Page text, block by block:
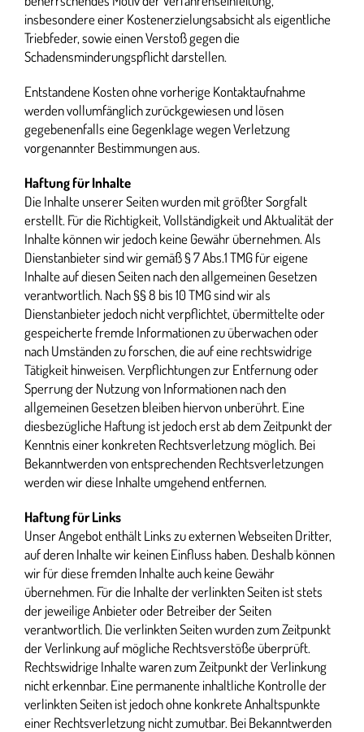
insbesondere einer Kostenerzielungsabsicht als eigentliche
Triebfeder, sowie einen Verstoß gegen die
Schadensminderungspflicht darstellen.
Entstandene Kosten ohne vorherige Kontaktaufnahme
werden vollumfänglich zurückgewiesen und lösen
gegebenenfalls eine Gegenklage wegen Verletzung
vorgenannter Bestimmungen aus.
Haftung für Inhalte
Die Inhalte unserer Seiten wurden mit größter Sorgfalt
erstellt. Für die Richtigkeit, Vollständigkeit und Aktualität der
Inhalte können wir jedoch keine Gewähr übernehmen. Als
Dienstanbieter sind wir gemäß § 7 Abs.1 TMG für eigene
Inhalte auf diesen Seiten nach den allgemeinen Gesetzen
verantwortlich. Nach §§ 8 bis 10 TMG sind wir als
Dienstanbieter jedoch nicht verpflichtet, übermittelte oder
gespeicherte fremde Informationen zu überwachen oder
nach Umständen zu forschen, die auf eine rechtswidrige
Tätigkeit hinweisen. Verpflichtungen zur Entfernung oder
Sperrung der Nutzung von Informationen nach den
allgemeinen Gesetzen bleiben hiervon unberührt. Eine
diesbezügliche Haftung ist jedoch erst ab dem Zeitpunkt der
Kenntnis einer konkreten Rechtsverletzung möglich. Bei
Bekanntwerden von entsprechenden Rechtsverletzungen
werden wir diese Inhalte umgehend entfernen.
Haftung für Links
Unser Angebot enthält Links zu externen Webseiten Dritter,
auf deren Inhalte wir keinen Einfluss haben. Deshalb können
wir für diese fremden Inhalte auch keine Gewähr
übernehmen. Für die Inhalte der verlinkten Seiten ist stets
der jeweilige Anbieter oder Betreiber der Seiten
verantwortlich. Die verlinkten Seiten wurden zum Zeitpunkt
der Verlinkung auf mögliche Rechtsverstöße überprüft.
Rechtswidrige Inhalte waren zum Zeitpunkt der Verlinkung
nicht erkennbar. Eine permanente inhaltliche Kontrolle der
verlinkten Seiten ist jedoch ohne konkrete Anhaltspunkte
einer Rechtsverletzung nicht zumutbar. Bei Bekanntwerden